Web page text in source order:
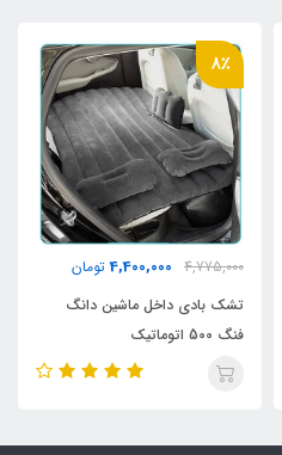
8٪
4,775,000
4,400,000 تومان
تشک بادی داخل ماشین دانگ
فنگ 500 اتوماتیک